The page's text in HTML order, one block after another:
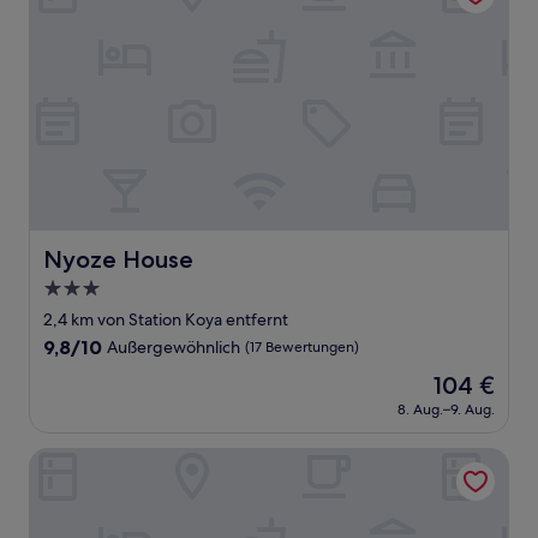
Nyoze House
Nyoze House
3.0-
Sterne-
Unterkunft
2,4 km von Station Koya entfernt
9.8
Bewertungen)
9,8/10 Außergewöhnlich (17 Bewertungen)
Der
Preis
beträgt
104 €
8. Aug.–9. Aug.